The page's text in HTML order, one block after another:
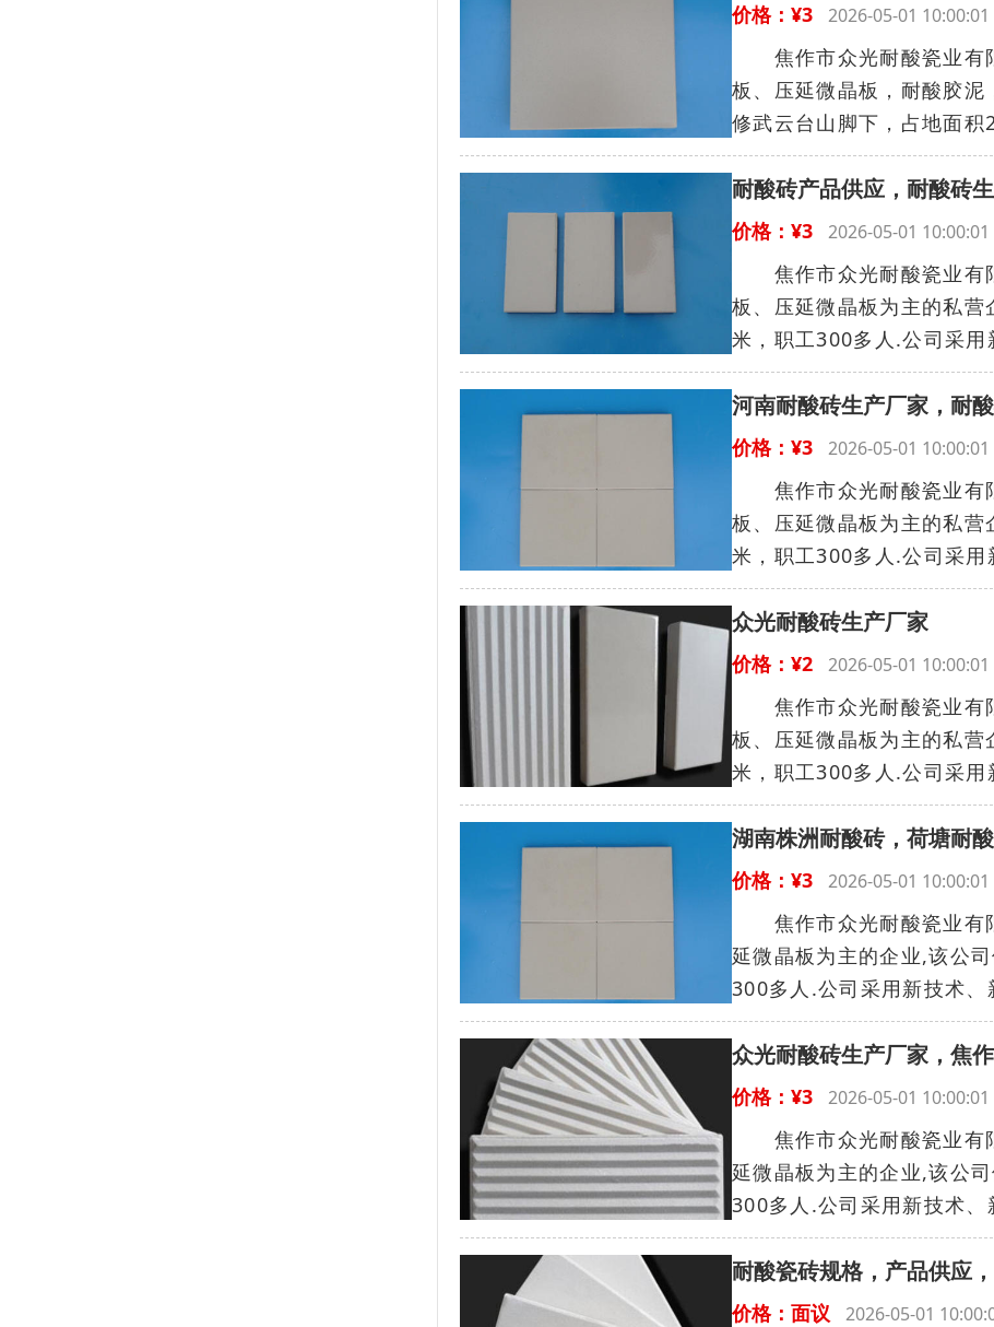
价格：¥3 2026-05-01
焦作市众光耐酸瓷业有
板、压延微晶板，耐酸胶
修武云台山脚下，占地面
耐酸砖产品供应，耐酸砖
价格：¥3 2026-05-01
焦作市众光耐酸瓷业有
板、压延微晶板为主的私
米，职工300多人.公司采
河南耐酸砖生产厂家，耐
价格：¥3 2026-05-01
焦作市众光耐酸瓷业有
板、压延微晶板为主的私
米，职工300多人.公司采
众光耐酸砖生产厂家
价格：¥2 2026-05-01
焦作市众光耐酸瓷业有
板、压延微晶板为主的私
米，职工300多人.公司采
湖南株洲耐酸砖，荷塘耐
价格：¥3 2026-05-01
焦作市众光耐酸瓷业有
延微晶板为主的企业,该公
300多人.公司采用新技术
众光耐酸砖生产厂家，焦
价格：¥3 2026-05-01
焦作市众光耐酸瓷业有
延微晶板为主的企业,该公
300多人.公司采用新技术
耐酸瓷砖规格，产品供应
价格：面议 2026-05-01